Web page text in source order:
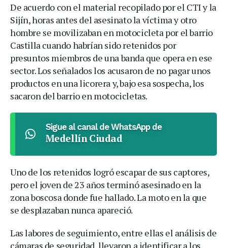
De acuerdo con el material recopilado por el CTI y la
Sijín, horas antes del asesinato la víctima y otro
hombre se movilizaban en motocicleta por el barrio
Castilla cuando habrían sido retenidos por
presuntos miembros de una banda que opera en ese
sector. Los señalados los acusaron de no pagar unos
productos en una licorera y, bajo esa sospecha, los
sacaron del barrio en motocicletas.
Sigue al canal de WhatsApp de
Medellín Ciudad
Uno de los retenidos logró escapar de sus captores,
pero el joven de 23 años terminó asesinado en la
zona boscosa donde fue hallado. La moto en la que
se desplazaban nunca apareció.
Las labores de seguimiento, entre ellas el análisis de
cámaras de seguridad, llevaron a identificar a los